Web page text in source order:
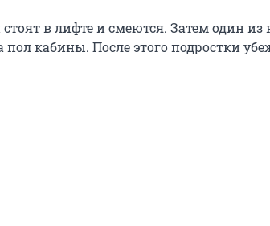
в лифте и смеются. Затем один из
кабины. После этого подростки